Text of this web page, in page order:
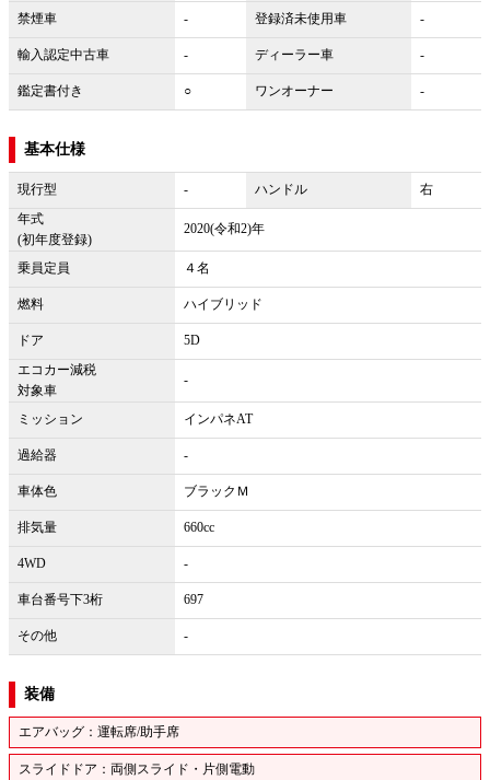
禁煙車 - 登録済未使用車 -
輸入認定中古車 - ディーラー車 -
鑑定書付き ○ ワンオーナー -
基本仕様
現行型 - ハンドル
右
年式
(初年度登録)
2020(令和2)年
乗員定員 ４名
燃料 ハイブリッド
ドア
5D
エコカー減税
対象車
-
ミッション インパネAT
過給器 -
車体色 ブラックＭ
排気量 660cc
4WD -
車台番号下3桁 697
その他 -
装備
エアバッグ：運転席/助手席
スライドドア：両側スライド・片側電動